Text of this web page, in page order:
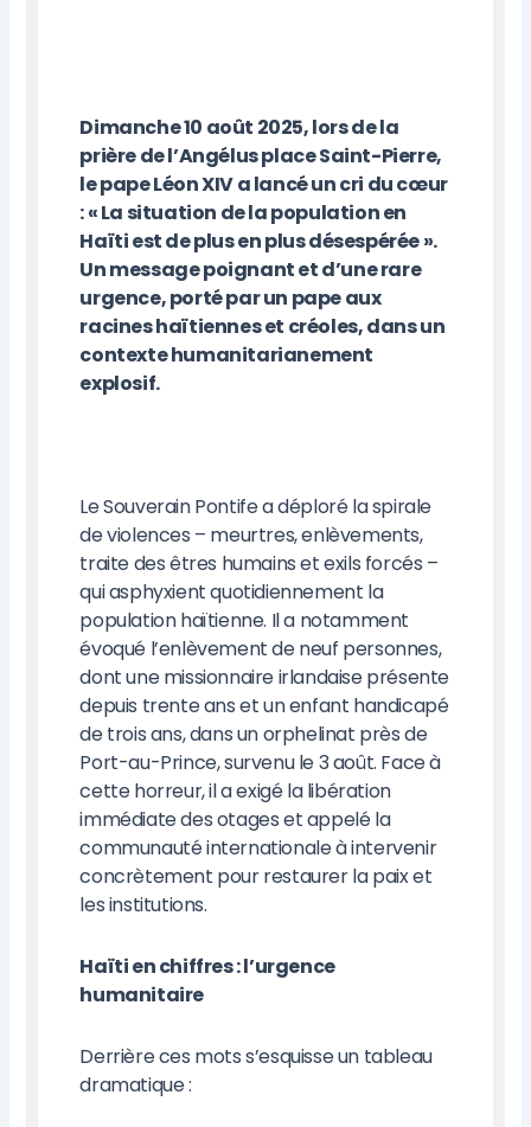
Dimanche 10 août 2025, lors de la
prière de l’Angélus place Saint-Pierre,
le pape Léon XIV a lancé un cri du cœur
: « La situation de la population en
Haïti est de plus en plus désespérée ».
Un message poignant et d’une rare
urgence, porté par un pape aux
racines haïtiennes et créoles, dans un
contexte humanitarianement
explosif.
Le Souverain Pontife a déploré la spirale
de violences – meurtres, enlèvements,
traite des êtres humains et exils forcés –
qui asphyxient quotidiennement la
population haïtienne. Il a notamment
évoqué l’enlèvement de neuf personnes,
dont une missionnaire irlandaise présente
depuis trente ans et un enfant handicapé
de trois ans, dans un orphelinat près de
Port-au-Prince, survenu le 3 août. Face à
cette horreur, il a exigé la libération
immédiate des otages et appelé la
communauté internationale à intervenir
concrètement pour restaurer la paix et
les institutions.
Haïti en chiffres : l’urgence
humanitaire
Derrière ces mots s’esquisse un tableau
dramatique :